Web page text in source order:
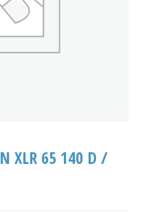
XLR 65 140 D /